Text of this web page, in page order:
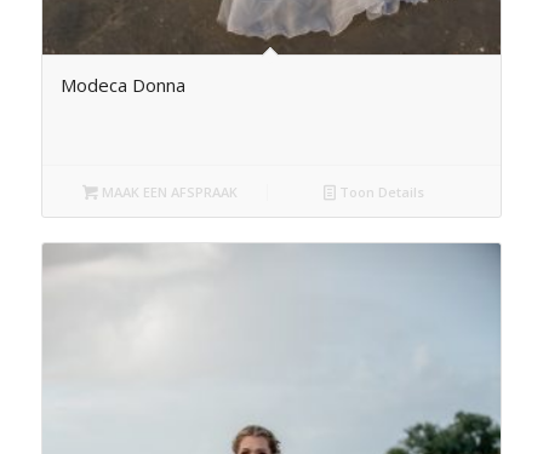
Modeca Donna
MAAK EEN AFSPRAAK Toon Details